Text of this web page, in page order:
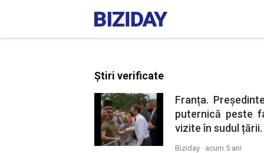
Știri verificate
Franța.
puternică peste
vizite în sudul
Biziday · acum 5 ani